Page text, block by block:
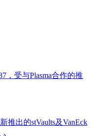
，受与Plasma合作的推
推出的stVaults及VanEck